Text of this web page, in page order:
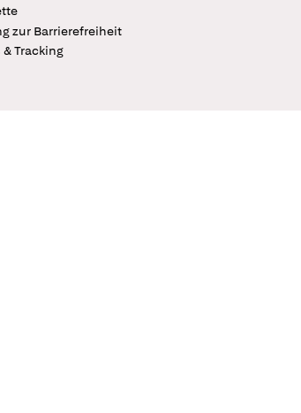
zur Barrierefreiheit
Tracking